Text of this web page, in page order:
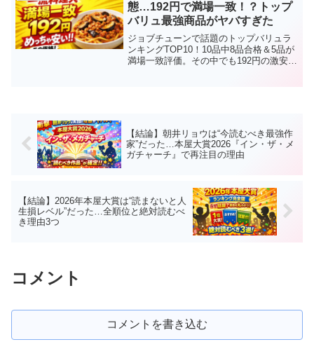
態…192円で満場一致！？トップ
バリュ最強商品がヤバすぎた
ジョブチューンで話題のトップバリュラ
ンキングTOP10！10品中8品合格＆5品が
満場一致評価。その中でも192円の激安商
【結論】朝井リョウは“今読むべき最強作
家”だった…本屋大賞2026『イン・ザ・メ
ガチャーチ』で再注目の理由
【結論】2026年本屋大賞は“読まないと人
生損レベル”だった…全順位と絶対読むべ
き理由3つ
コメント
コメントを書き込む